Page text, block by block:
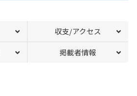
収支/アクセス
掲載者情報